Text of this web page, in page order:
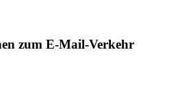
zum E-Mail-Verkehr